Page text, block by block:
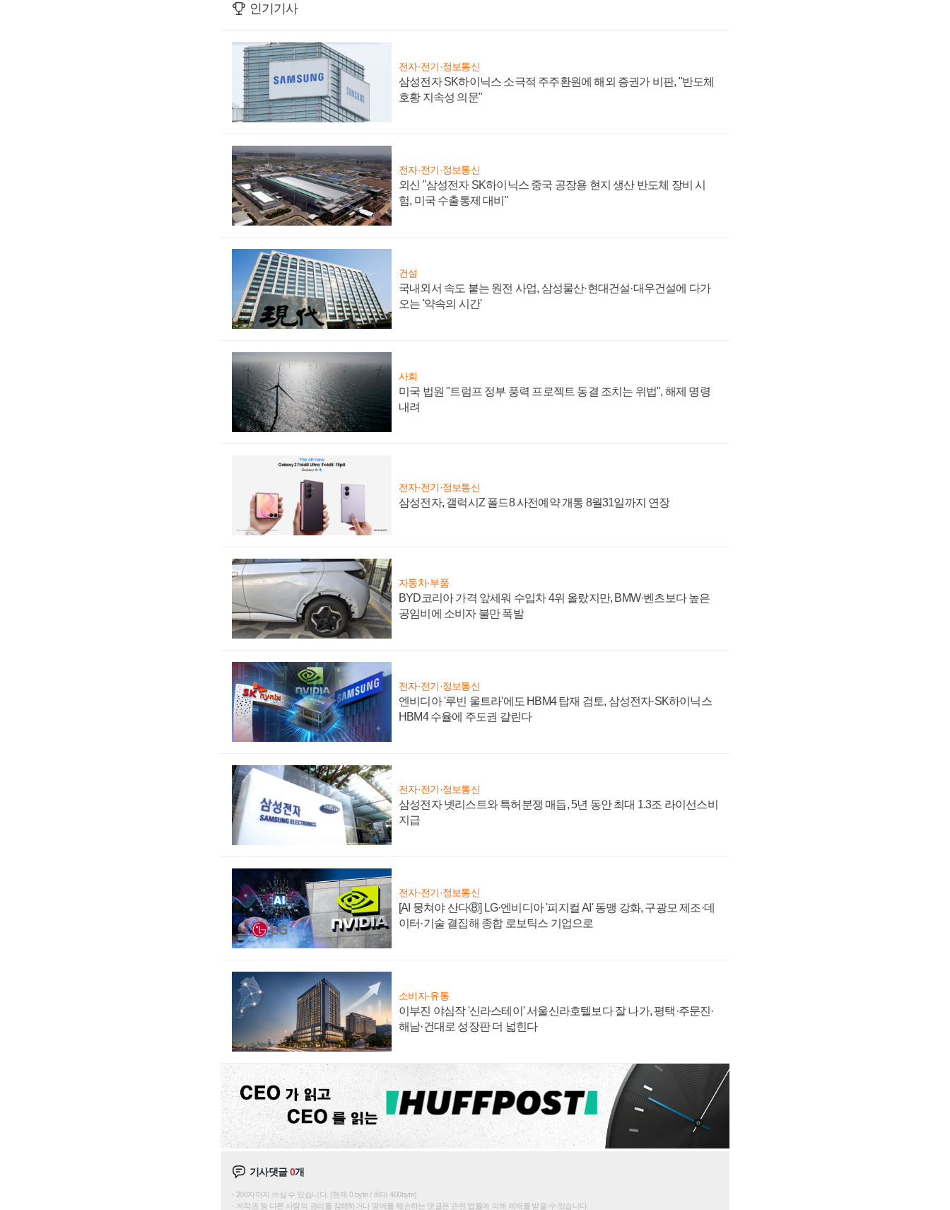
인기기사
전자·전기·정보통신
삼성전자 SK하이닉스 소극적 주주환원에 해외 증권가 비판, "반도체
호황 지속성 의문"
전자·전기·정보통신
외신 "삼성전자 SK하이닉스 중국 공장용 현지 생산 반도체 장비 시
험, 미국 수출통제 대비"
건설
국내외서 속도 붙는 원전 사업, 삼성물산·현대건설·대우건설에 다가
오는 '약속의 시간'
사회
미국 법원 "트럼프 정부 풍력 프로젝트 동결 조치는 위법", 해제 명령
내려
전자·전기·정보통신
삼성전자, 갤럭시Z 폴드8 사전예약 개통 8월31일까지 연장
자동차·부품
BYD코리아 가격 앞세워 수입차 4위 올랐지만, BMW·벤츠보다 높은
공임비에 소비자 불만 폭발
전자·전기·정보통신
엔비디아 '루빈 울트라'에도 HBM4 탑재 검토, 삼성전자·SK하이닉스
HBM4 수율에 주도권 갈린다
전자·전기·정보통신
삼성전자 넷리스트와 특허분쟁 매듭, 5년 동안 최대 1.3조 라이선스비
지급
전자·전기·정보통신
[AI 뭉쳐야 산다⑧] LG·엔비디아 '피지컬 AI' 동맹 강화, 구광모 제조·데
이터·기술 결집해 종합 로보틱스 기업으로
소비자·유통
이부진 야심작 '신라스테이' 서울신라호텔보다 잘 나가, 평택·주문진·
해남·건대로 성장판 더 넓힌다
기사댓글0개
200자까지 쓰실 수 있습니다. (현재 0 byte / 최대 400byte)
저작권 등 다른 사람의 권리를 침해하거나 명예를 훼손하는 댓글은 관련 법률에 의해 제재를 받을 수 있습니다.